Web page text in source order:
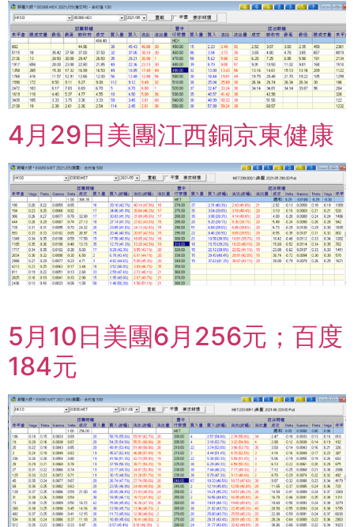
4月29日美團江西銅京東健康
5月10日美團6月256元；百度
184元